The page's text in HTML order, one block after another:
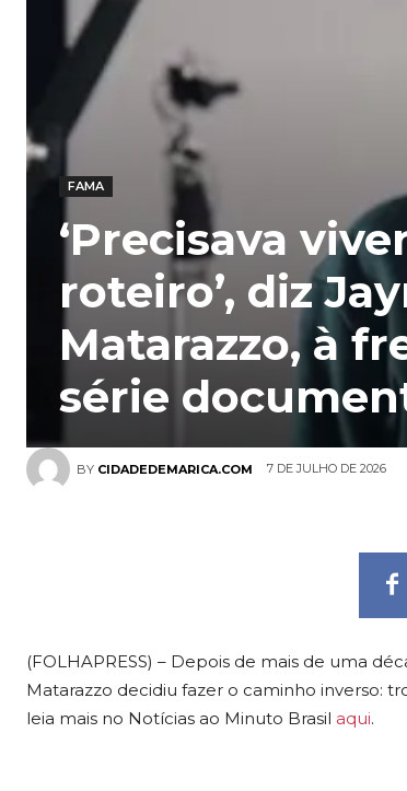
BY CIDADEDEMARICA.COM 7 DE JULHO DE 2026
FAMA
‘Precisava
roteiro’, diz
Matarazzo, à
série
(FOLHAPRESS) – Depois de mais de uma
Matarazzo decidiu fazer o caminho inverso:
leia mais no Notícias ao Minuto Brasil aqui.